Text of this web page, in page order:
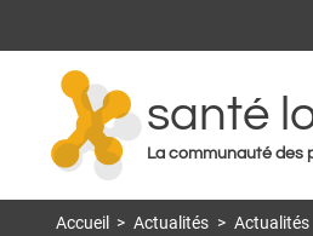
santé
La communauté des
Accueil > Actualités > Actualités